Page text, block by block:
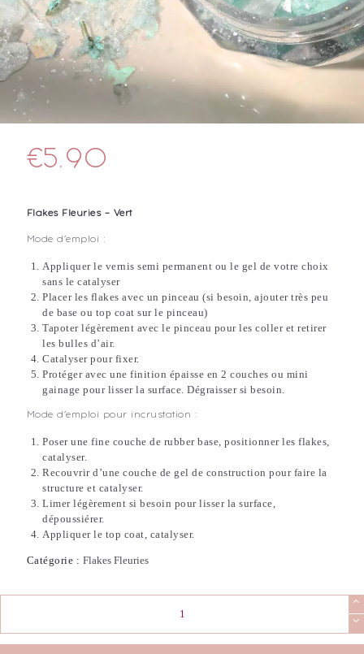
€5.90
Flakes Fleuries – Vert
Mode d’emploi :
Appliquer le vernis semi permanent ou le gel de votre choix
sans le catalyser
Placer les flakes avec un pinceau (si besoin, ajouter très peu
de base ou top coat sur le pinceau)
Tapoter légèrement avec le pinceau pour les coller et retirer
les bulles d’air.
Catalyser pour fixer.
Protéger avec une finition épaisse en 2 couches ou mini
gainage pour lisser la surface. Dégraisser si besoin.
Mode d’emploi pour incrustation :
Poser une fine couche de rubber base, positionner les flakes,
catalyser.
Recouvrir d’une couche de gel de construction pour faire la
structure et catalyser.
Limer légèrement si besoin pour lisser la surface,
dépoussiérer.
Appliquer le top coat, catalyser.
Catégorie : Flakes Fleuries
Flakes